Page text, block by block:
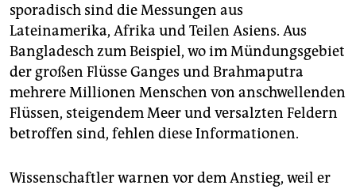
sporadisch sind die Messungen aus
Lateinamerika, Afrika und Teilen Asiens. Aus
Bangladesch zum Beispiel, wo im Mündungsgebiet
der großen Flüsse Ganges und Brahmaputra
mehrere Millionen Menschen von anschwellenden
Flüssen, steigendem Meer und versalzten Feldern
betroffen sind, fehlen diese Informationen.
Wissenschaftler warnen vor dem Anstieg, weil er